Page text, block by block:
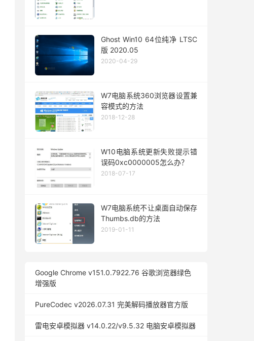
Ghost Win10 64位纯净 LTSC
版 2020.05
2020-04-29
W7电脑系统360浏览器设置兼
容模式的方法
2018-12-28
W10电脑系统更新失败提示错
误码0xc0000005怎么办？
2018-07-17
W7电脑系统不让桌面自动保存
Thumbs.db的方法
2019-01-11
Google Chrome v151.0.7922.76 谷歌浏览器绿色
增强版
PureCodec v2026.07.31 完美解码播放器官方版
雷电安卓模拟器 v14.0.22/v9.5.32 电脑安卓模拟器